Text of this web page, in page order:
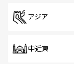
アジア
中近東